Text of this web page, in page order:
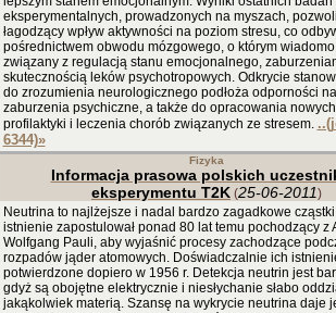
eksperymentalnych, prowadzonych na myszach,
łagodzący wpływ aktywności na poziom stresu, co
pośrednictwem obwodu mózgowego, o którym
związany z regulacją stanu emocjonalnego,
skutecznością leków psychotropowych. Odkrycie
do zrozumienia neurologicznego podłoża odporności
zaburzenia psychiczne, a także do opracowania
profilaktyki i leczenia chorób związanych ze stresem.
6344)»
Fizyka
Informacja prasowa polskich
eksperymentu T2K (25-06-2011)
Neutrina to najlżejsze i nadal bardzo zagadkowe
istnienie zapostulował ponad 80 lat temu pochodzący z
Wolfgang Pauli, aby wyjaśnić procesy zachodzące
rozpadów jąder atomowych. Doświadczalnie ich
potwierdzone dopiero w 1956 r. Detekcja neutrin jest
gdyż są obojętne elektrycznie i niesłychanie słabo
jakąkolwiek materią. Szansę na wykrycie neutrina daje